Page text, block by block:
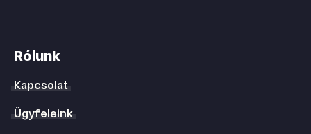
Rólunk
Kapcsolat
Ügyfeleink